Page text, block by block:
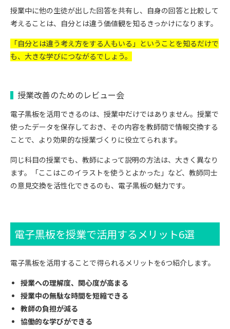
授業中に他の生徒が出した回答を共有し、自身の回答と比較して
考えることは、自分とは違う価値観を知るきっかけになります。
「自分とは違う考え方をする人もいる」ということを知るだけで
も、大きな学びにつながるでしょう。
授業改善のためのレビュー会
電子黒板を活用できるのは、授業中だけではありません。授業で
使ったデータを保存しておき、その内容を教師間で情報交換する
ことで、より効果的な授業づくりに役立てられます。
同じ科目の授業でも、教師によって説明の方法は、大きく異なり
ます。「ここはこのイラストを使うとよかった」など、教師同士
の意見交換を活性化できるのも、電子黒板の魅力です。
電子黒板を授業で活用するメリット6選
電子黒板を活用することで得られるメリットを6つ紹介します。
授業への理解度、関心度が高まる
授業中の無駄な時間を短縮できる
教師の負担が減る
協働的な学びができる